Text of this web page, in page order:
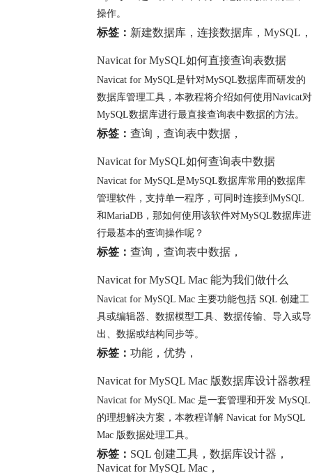
操作。
标签： 新建数据库， 连接数据库， MySQL ，
Navicat for MySQL如何直接查询表数据
Navicat for MySQL是针对MySQL数据库而研发的
数据库管理工具，本教程将介绍如何使用Navicat对
MySQL数据库进行最直接查询表中数据的方法。
标签： 查询 ， 查询表中数据，
Navicat for MySQL如何查询表中数据
Navicat for MySQL是MySQL数据库常用的数据库
管理软件，支持单一程序，可同时连接到MySQL
和MariaDB，那如何使用该软件对MySQL数据库进
行最基本的查询操作呢？
标签： 查询 ， 查询表中数据，
Navicat for MySQL Mac 能为我们做什么
Navicat for MySQL Mac 主要功能包括 SQL 创建工
具或编辑器、数据模型工具、数据传输、导入或导
出、数据或结构同步等。
标签： 功能， 优势，
Navicat for MySQL Mac 版数据库设计器教程
Navicat for MySQL Mac 是一套管理和开发 MySQL
的理想解决方案，本教程详解 Navicat for MySQL
Mac 版数据处理工具。
标签： SQL 创建工具， 数据库设计器 ，
Navicat for MySQL Mac，